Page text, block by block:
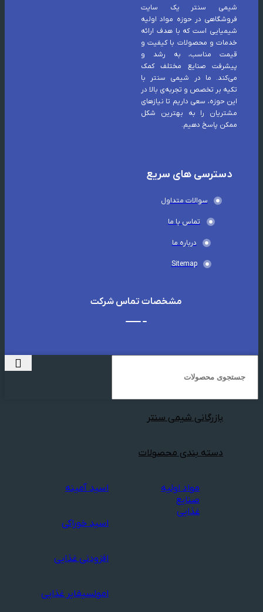
شیمی سنتر یک سایت
فروشگاهی در حوزه مواد اولیه
شیمیایی است که با هدف ارائه
خدمات و محصولات با کیفیت و
قیمت مناسب، به رشد و
پیشرفت صنایع مختلف کمک
می‌کند. ما در شیمی سنتر با
تکیه بر تخصص و تجربه‌ی بالا در
این حوزه، سعی داریم تا نیازهای
مشتریان را به بهترین شکل
ممکن پاسخ دهیم.
دسترسی های سریع
سوالات متداول
تماس با ما
درباره ما
Sitemap
مشخصات تماس شرکت
بازرگانی شیمی سنتر
دسته بندی محصولات
مواد اولیه
صنایع
غذایی
اسید آمینه
اسید خوراکی
افزودنی غذایی
امولسیفایر غذایی